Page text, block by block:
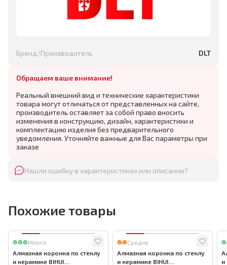
Бренд/Производитель DLT
Обращаем ваше внимание!
Реальный внешний вид и технические характеристики
товара могут отличаться от представленных на сайте,
производитель оставляет за собой право вносить
изменения в конструкцию, дизайн, характеристики и
комплектацию изделия без предварительного
уведомления. Уточняйте важные для Вас параметры при
заказе
Нашли ошибку в характеристиках или описании?
Похожие товары
Много
Алмазная коронка по стеклу
и керамике BIHUI
Средне
Алмазная коронка по стеклу
и керамике BIHUI
и